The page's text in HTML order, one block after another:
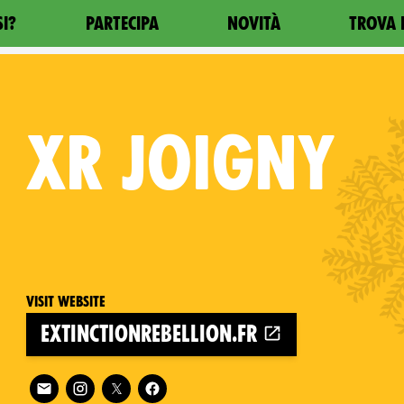
PARTECIPA NOVITÀ TROVA
XR JOIGNY
Visit website
extinctionrebellion.fr
Follow XR Joigny on